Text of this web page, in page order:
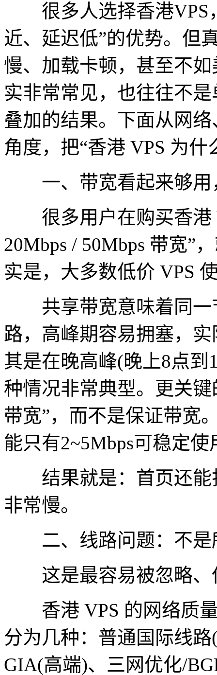
很多人选择香港VPS
近、延迟低”的优势。但
慢、加载卡顿，甚至不
实非常常见，也往往不
叠加的结果。下面从网
角度，把“香港 VPS 为
一、带宽看起来够用
很多用户在购买香港
20Mbps / 50Mbps 带宽”
实是，大多数低价 VPS
共享带宽意味着同一
路，高峰期容易拥塞，
其是在晚高峰(晚上8点
种情况非常典型。更关
带宽”，而不是保证带宽
能只有2~5Mbps可稳定使
结果就是：首页还能
非常慢。
二、线路问题：不是
这是最容易被忽略、
香港 VPS 的网络质量
分为几种：普通国际线
GIA(高端)、三网优化/